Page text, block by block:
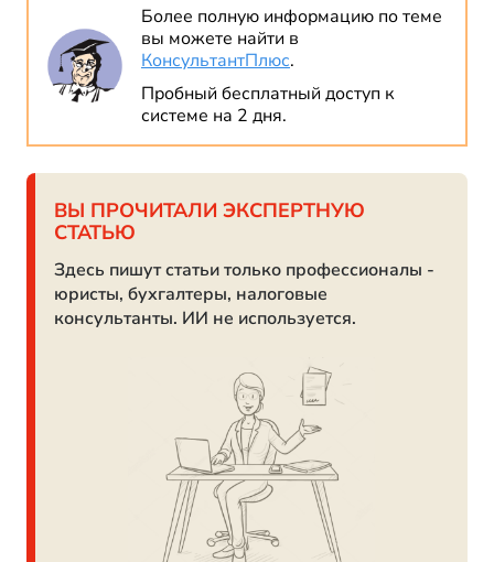
Более полную информацию по теме
вы можете найти в
КонсультантПлюс.
Пробный бесплатный доступ к
системе на 2 дня.
ВЫ ПРОЧИТАЛИ ЭКСПЕРТНУЮ
СТАТЬЮ
Здесь пишут статьи только профессионалы -
юристы, бухгалтеры, налоговые
консультанты. ИИ не используется.